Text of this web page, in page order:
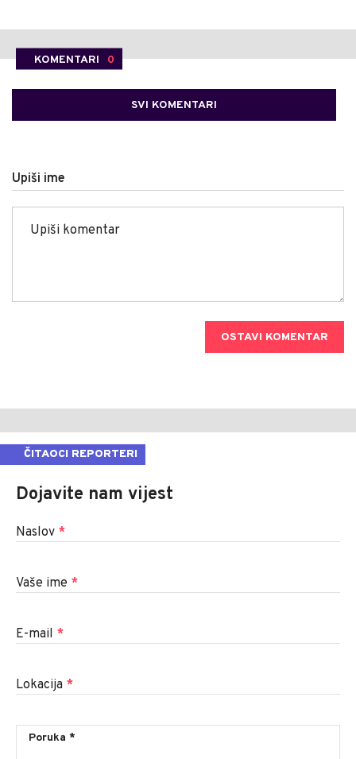
KOMENTARI 0
SVI KOMENTARI
Upiši ime
OSTAVI KOMENTAR
ČITAOCI REPORTERI
Dojavite nam vijest
Naslov *
Vaše ime *
E-mail *
Lokacija *